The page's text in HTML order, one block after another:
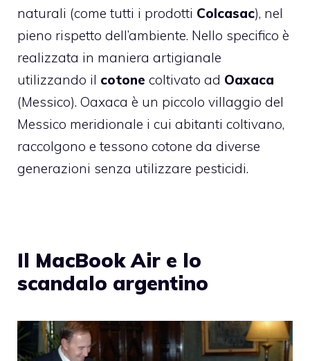
naturali (come tutti i prodotti Colcasac), nel
pieno rispetto dell’ambiente. Nello specifico è
realizzata in maniera artigianale
utilizzando il cotone coltivato ad Oaxaca
(Messico). Oaxaca è un piccolo villaggio del
Messico meridionale i cui abitanti coltivano,
raccolgono e tessono cotone da diverse
generazioni senza utilizzare pesticidi.
Il MacBook Air e lo
scandalo argentino